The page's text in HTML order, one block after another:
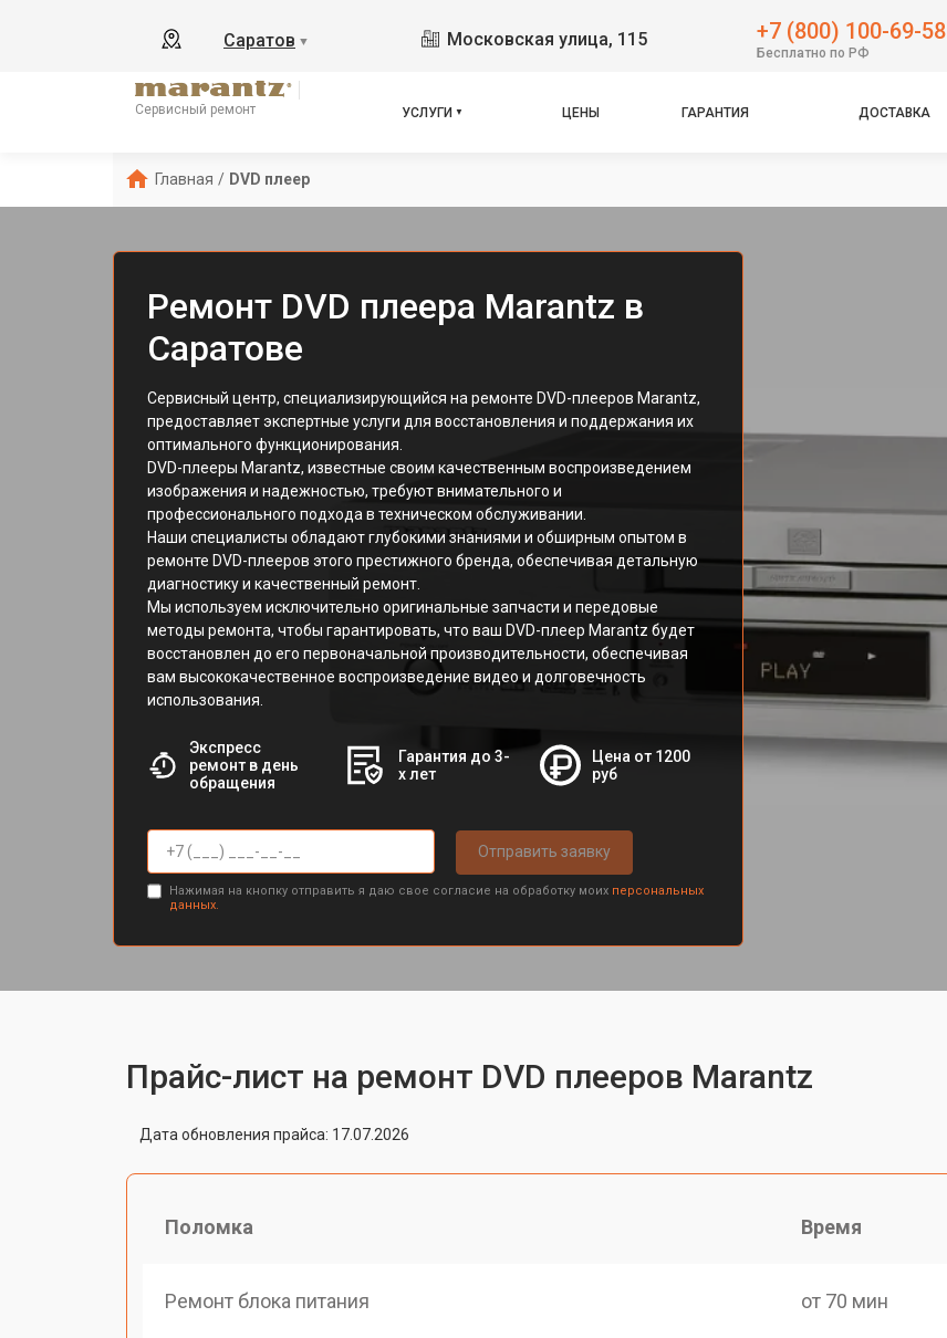
Саратов ▼ Московская улица, 115 +7 (800) 100-69-58
Бесплатно по РФ
Сервисный ремонт УСЛУГИ ЦЕНЫ ГАРАНТИЯ ДОСТАВКА
Главная / DVD плеер
Ремонт DVD плеера Marantz в
Саратове
Сервисный центр, специализирующийся на ремонте DVD-плееров Marantz,
предоставляет экспертные услуги для восстановления и поддержания их
оптимального функционирования.
DVD-плееры Marantz, известные своим качественным воспроизведением
изображения и надежностью, требуют внимательного и
профессионального подхода в техническом обслуживании.
Наши специалисты обладают глубокими знаниями и обширным опытом в
ремонте DVD-плееров этого престижного бренда, обеспечивая детальную
диагностику и качественный ремонт.
Мы используем исключительно оригинальные запчасти и передовые
методы ремонта, чтобы гарантировать, что ваш DVD-плеер Marantz будет
восстановлен до его первоначальной производительности, обеспечивая
вам высококачественное воспроизведение видео и долговечность
использования.
Экспресс
ремонт в день
обращения
Гарантия до 3-
х лет
Цена от 1200
руб
Отправить заявку
Нажимая на кнопку отправить я даю свое согласие на обработку моих персональных
данных.
Прайс-лист на ремонт DVD плееров Marantz
Дата обновления прайса: 17.07.2026
Поломка Время
Ремонт блока питания от 70 мин